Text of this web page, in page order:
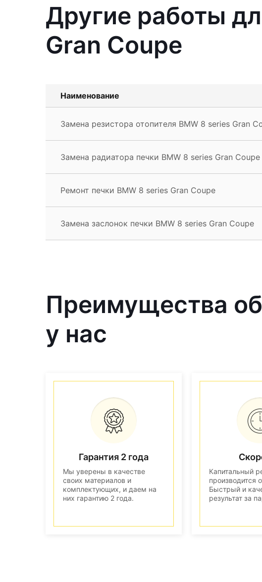
Другие работы
Gran Coupe
Наименование
Замена резистора отопителя BMW 8 series Gran
Замена радиатора печки BMW 8 series Gran Coupe
Ремонт печки BMW 8 series Gran Coupe
Замена заслонок печки BMW 8 series Gran Coupe
Преимущества
у нас
Гарантия 2 года
Мы уверены в качестве
своих материалов и
комплектующих, и даем на
них гарантию 2 года.
Капитальный
производится
Быстрый и
результат за